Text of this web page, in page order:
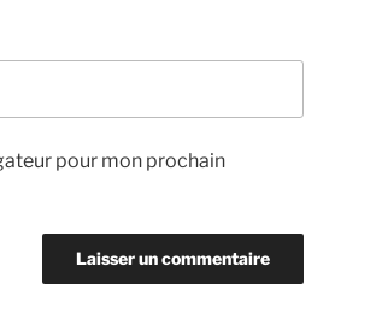
pour mon prochain